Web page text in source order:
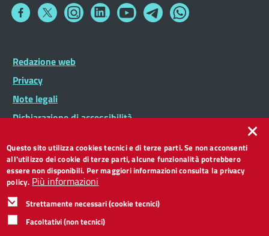
Collegamento
Collegamento
a
Collegamento
a
Collegamento
a
Collegamento
a
Collegamento
a
Collegamento
a
Footer
Widget
Footer
menu
Redazione web
Privacy
Note legali
Dichiarazione di accessibilità
Questo sito utilizza cookies tecnici e di terze parti. Se non acconsenti
all'utilizzo dei cookie di terze parti, alcune funzionalità potrebbero
essere non disponibili. Per maggiori informazioni consulta la privacy
policy. Più informazioni
Strettamente necessari (cookie tecnici)
Facoltativi (non tecnici)